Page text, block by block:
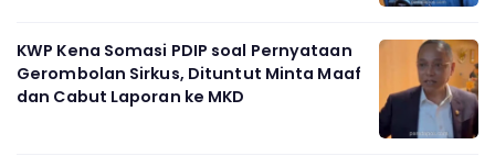
KWP Kena Somasi PDIP soal Pernyataan
Gerombolan Sirkus, Dituntut Minta Maaf
dan Cabut Laporan ke MKD